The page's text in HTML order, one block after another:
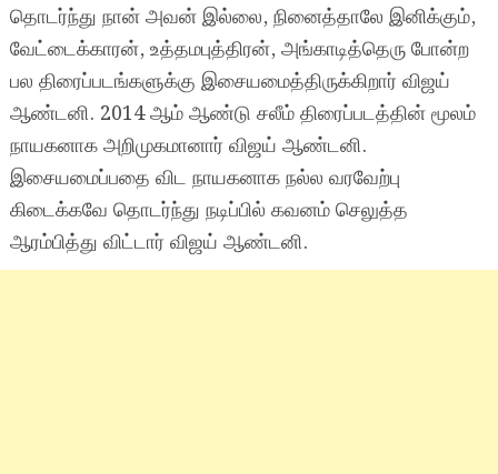
தொடர்ந்து நான் அவன் இல்லை, நினைத்தாலே இனிக்கும்,
வேட்டைக்காரன், உத்தமபுத்திரன், அங்காடித்தெரு போன்ற
பல திரைப்படங்களுக்கு இசையமைத்திருக்கிறார் விஜய்
ஆண்டனி. 2014 ஆம் ஆண்டு சலீம் திரைப்படத்தின் மூலம்
நாயகனாக அறிமுகமானார் விஜய் ஆண்டனி.
இசையமைப்பதை விட நாயகனாக நல்ல வரவேற்பு
கிடைக்கவே தொடர்ந்து நடிப்பில் கவனம் செலுத்த
ஆரம்பித்து விட்டார் விஜய் ஆண்டனி.